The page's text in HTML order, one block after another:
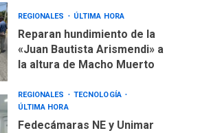
REGIONALES ÚLTIMA HORA
Reparan hundimiento de la
«Juan Bautista Arismendi» a
la altura de Macho Muerto
REGIONALES
TECNOLOGÍA
ÚLTIMA HORA
Fedecámaras NE y Unimar